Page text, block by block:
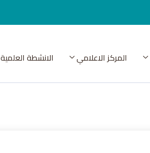
المركز الاعلامي الانشطة العلمية